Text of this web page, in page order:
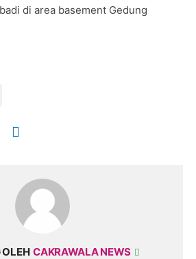
di area basement Gedung
OLEH CAKRAWALA NEWS